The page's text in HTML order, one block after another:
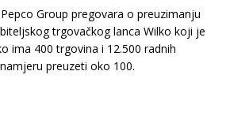
Group pregovara o preuzimanju
trgovačkog lanca Wilko koji je
ima 400 trgovina i 12.500 radnih
preuzeti oko 100.